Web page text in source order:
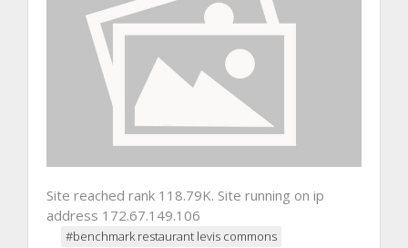
Site reached rank 118.79K. Site running on ip
address 172.67.149.106
#benchmark restaurant levis commons